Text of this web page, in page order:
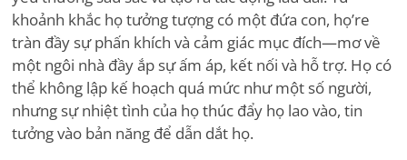
khoảnh khắc họ tưởng tượng có một đứa con, họ’re
tràn đầy sự phấn khích và cảm giác mục đích—mơ về
một ngôi nhà đầy ắp sự ấm áp, kết nối và hỗ trợ. Họ có
thể không lập kế hoạch quá mức như một số người,
nhưng sự nhiệt tình của họ thúc đẩy họ lao vào, tin
tưởng vào bản năng để dẫn dắt họ.